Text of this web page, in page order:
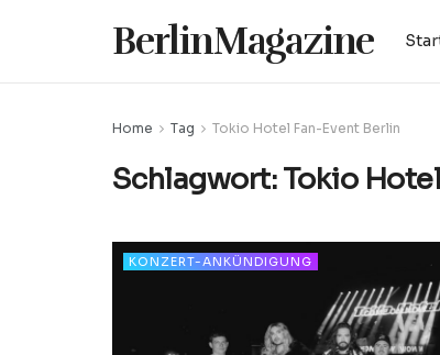
BerlinMagazine
Home Tag Tokio Hotel Fan-Event Berlin
Schlagwort:Tokio
KONZERT-ANKÜNDIGUNG